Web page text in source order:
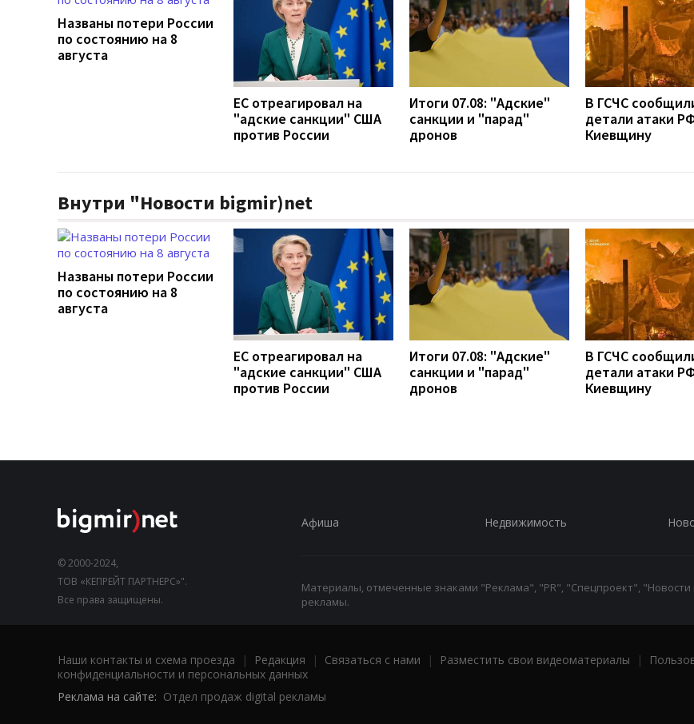
Названы потери России
по состоянию на 8
августа
ЕС отреагировал на
"адские санкции" США
против России
Итоги 07.08: "Адские"
санкции и "парад"
дронов
В ГСЧС
детали атаки
Киевщину
Внутри "Новости bigmir)net
Названы потери России
по состоянию на 8
августа
ЕС отреагировал на
"адские санкции" США
против России
Итоги 07.08: "Адские"
санкции и "парад"
дронов
В ГСЧС
детали атаки
Киевщину
© 2000-2024,
ТОВ «КЕПРЕЙТ ПАРТНЕРС»".
Все права защищены.
Афиша Недвижимость
Материалы, отмеченные знаками "Реклама", "PR", "Спецпроект",
рекламы.
Наши контакты и схема проезда | Редакция | Связаться с нами | Разместить свои видеоматериалы |
конфиденциальности и персональных данных
Реклама на сайте: Отдел продаж digital рекламы